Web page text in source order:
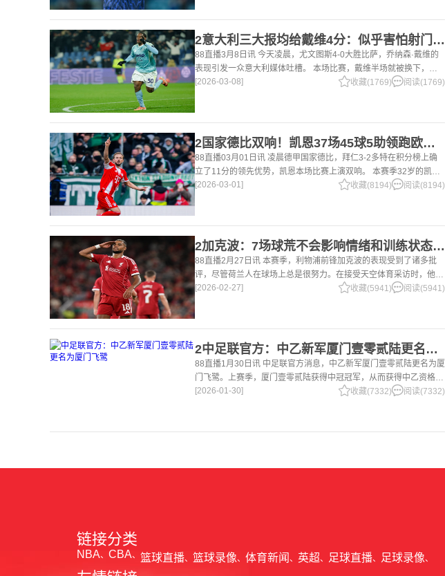
2意大利三大报均给戴维4分：似乎害怕射门，每次触球球迷都叹息
88直播3月8日讯 今天凌晨，尤文图斯4-0大胜比萨，乔纳森·戴维的
表现引发一众意大利媒体吐槽。 本场比赛，戴维半场就被换下，赛
后，《米兰体育报》、《罗马体育报》和《都灵体育报》三大报都给
[2026-03-08] 收藏(1769) 阅读(1769)
2国家德比双响！凯恩37场45球5助领跑欧洲金靴，32岁保持赛季全勤
88直播03月01日讯 凌晨德甲国家德比，拜仁3-2多特在积分榜上确
立了11分的领先优势，凯恩本场比赛上演双响。 本赛季32岁的凯恩
仍然保持着超高的效率，在到目前为止保持全勤，出战37场比赛，狂
[2026-03-01] 收藏(8194) 阅读(8194)
2加克波：7场球荒不会影响情绪和训练状态 利物浦如今已不容有失
88直播2月27日讯 本赛季，利物浦前锋加克波的表现受到了诸多批
评，尽管荷兰人在球场上总是很努力。在接受天空体育采访时，他谈
论了诸多话题。 关于球队对赛季目前情况的看法 这是一个很好的问
[2026-02-27] 收藏(5941) 阅读(5941)
2中足联官方：中乙新军厦门壹零贰陆更名为厦门飞鹭
88直播1月30日讯 中足联官方消息，中乙新军厦门壹零贰陆更名为厦
门飞鹭。上赛季，厦门壹零贰陆获得中冠冠军，从而获得中乙资格。
中足联官方写道： 各有关单位： 厦门壹零贰陆足球俱乐部有限公司
[2026-01-30] 收藏(7332) 阅读(7332)
链接分类
NBA CBA 篮球直播 篮球录像 体育新闻 英超 足球直播 足球录像